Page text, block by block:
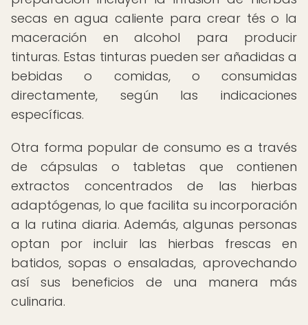
secas en agua caliente para crear tés o la
maceración en alcohol para producir
tinturas. Estas tinturas pueden ser añadidas a
bebidas o comidas, o consumidas
directamente, según las indicaciones
específicas.
Otra forma popular de consumo es a través
de cápsulas o tabletas que contienen
extractos concentrados de las hierbas
adaptógenas, lo que facilita su incorporación
a la rutina diaria. Además, algunas personas
optan por incluir las hierbas frescas en
batidos, sopas o ensaladas, aprovechando
así sus beneficios de una manera más
culinaria.